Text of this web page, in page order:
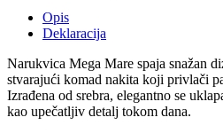
Opis
Deklaracija
Narukvica Mega Mare spaja snažan
stvarajući komad nakita koji privlači
Izrađena od srebra, elegantno se
kao upečatljiv detalj tokom dana.